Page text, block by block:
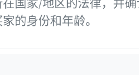
国家/地区的法律，并
的身份和年龄。